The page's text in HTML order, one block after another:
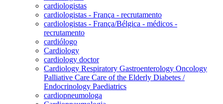
cardiologistas
cardiologistas - França - recrutamento
cardiologistas - França/Bélgica - médicos -
recrutamento
cardiólogo
Cardiology
cardiology doctor
Cardiology Respiratory Gastroenterology Oncology
Palliative Care Care of the Elderly Diabetes /
Endocrinology Paediatrics
cardiopneumologa